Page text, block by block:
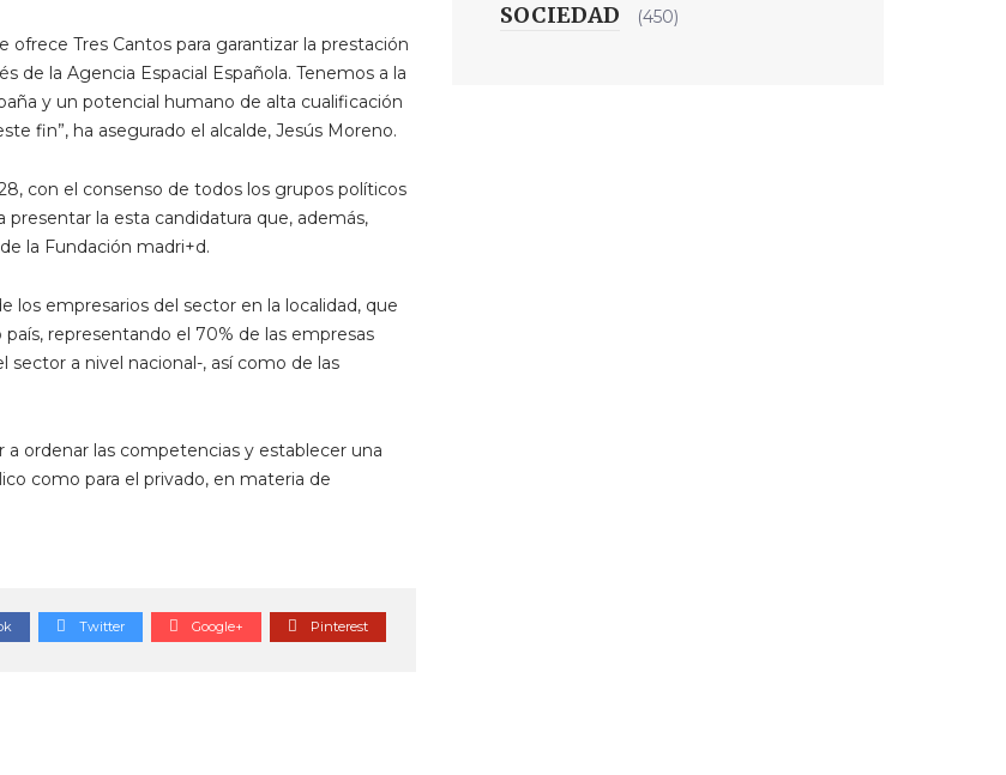
Tres Cantos para garantizar la prestación
de la Agencia Espacial Española. Tenemos a la
y un potencial humano de alta cualificación
fin”, ha asegurado el alcalde, Jesús Moreno.
con el consenso de todos los grupos políticos
presentar la esta candidatura que, además,
la Fundación madri+d.
los empresarios del sector en la localidad, que
representando el 70% de las empresas
sector a nivel nacional-, así como de las
a ordenar las competencias y establecer una
como para el privado, en materia de
Twitter Google+ Pinterest
SOCIEDAD (450)